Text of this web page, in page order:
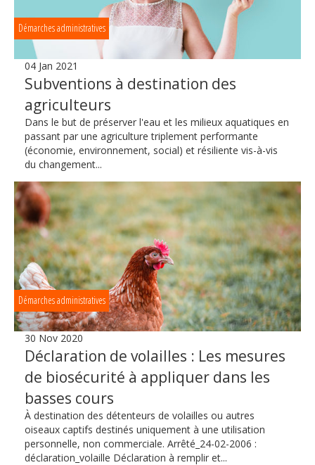
Démarches administratives
04 Jan 2021
Subventions à destination des
agriculteurs
Dans le but de préserver l'eau et les milieux aquatiques en
passant par une agriculture triplement performante
(économie, environnement, social) et résiliente vis-à-vis
du changement...
Démarches administratives
30 Nov 2020
Déclaration de volailles : Les mesures
de biosécurité à appliquer dans les
basses cours
À destination des détenteurs de volailles ou autres
oiseaux captifs destinés uniquement à une utilisation
personnelle, non commerciale. Arrêté_24-02-2006 :
déclaration_volaille Déclaration à remplir et...